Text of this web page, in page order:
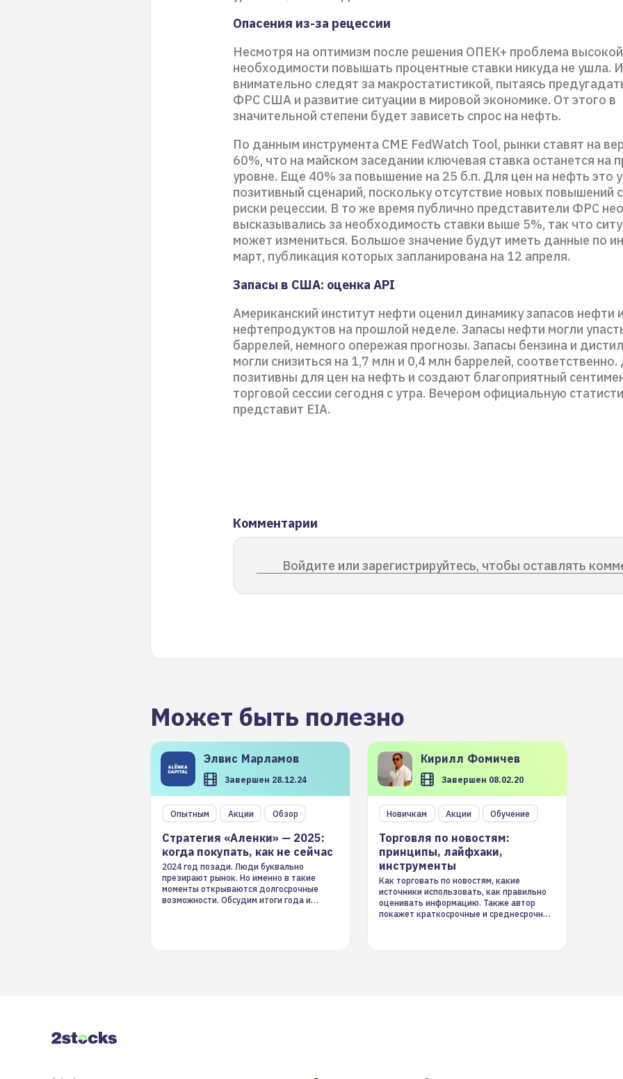
Опасения из-за рецессии
Несмотря на оптимизм после решения ОПЕК+ проблема
необходимости повышать процентные ставки никуда не ушла.
внимательно следят за макростатистикой, пытаясь
ФРС США и развитие ситуации в мировой экономике. От этого в
значительной степени будет зависеть спрос на нефть.
По данным инструмента CME FedWatch Tool, рынки ставят на
60%, что на майском заседании ключевая ставка останется на
уровне. Еще 40% за повышение на 25 б.п. Для цен на нефть это
позитивный сценарий, поскольку отсутствие новых повышений
риски рецессии. В то же время публично представители ФРС
высказывались за необходимость ставки выше 5%, так что
может измениться. Большое значение будут иметь данные по
март, публикация которых запланирована на 12 апреля.
Запасы в США: оценка API
Американский институт нефти оценил динамику запасов нефти и
нефтепродуктов на прошлой неделе. Запасы нефти могли
баррелей, немного опережая прогнозы. Запасы бензина и
могли снизиться на 1,7 млн и 0,4 млн баррелей,
позитивны для цен на нефть и создают благоприятный
торговой сессии сегодня с утра. Вечером официальную
представит EIA.
Комментарии
Войдите или зарегистрируйтесь, чтобы оставлять
Может быть полезно
Элвис Марламов
Завершен 28.12.24
Опытным Акции Обзор
Стратегия «Аленки» — 2025:
когда покупать, как не сейчас
2024 год позади. Люди буквально
презирают рынок. Но именно в такие
моменты открываются долгосрочные
возможности. Обсудим итоги года и
Кирилл Фомичев
Завершен 08.02.20
Новичкам Акции Обучение
Торговля по новостям:
принципы, лайфхаки,
инструменты
Как торговать по новостям, какие
источники использовать, как правильно
оценивать информацию. Также автор
покажет краткосрочные и среднесрочные